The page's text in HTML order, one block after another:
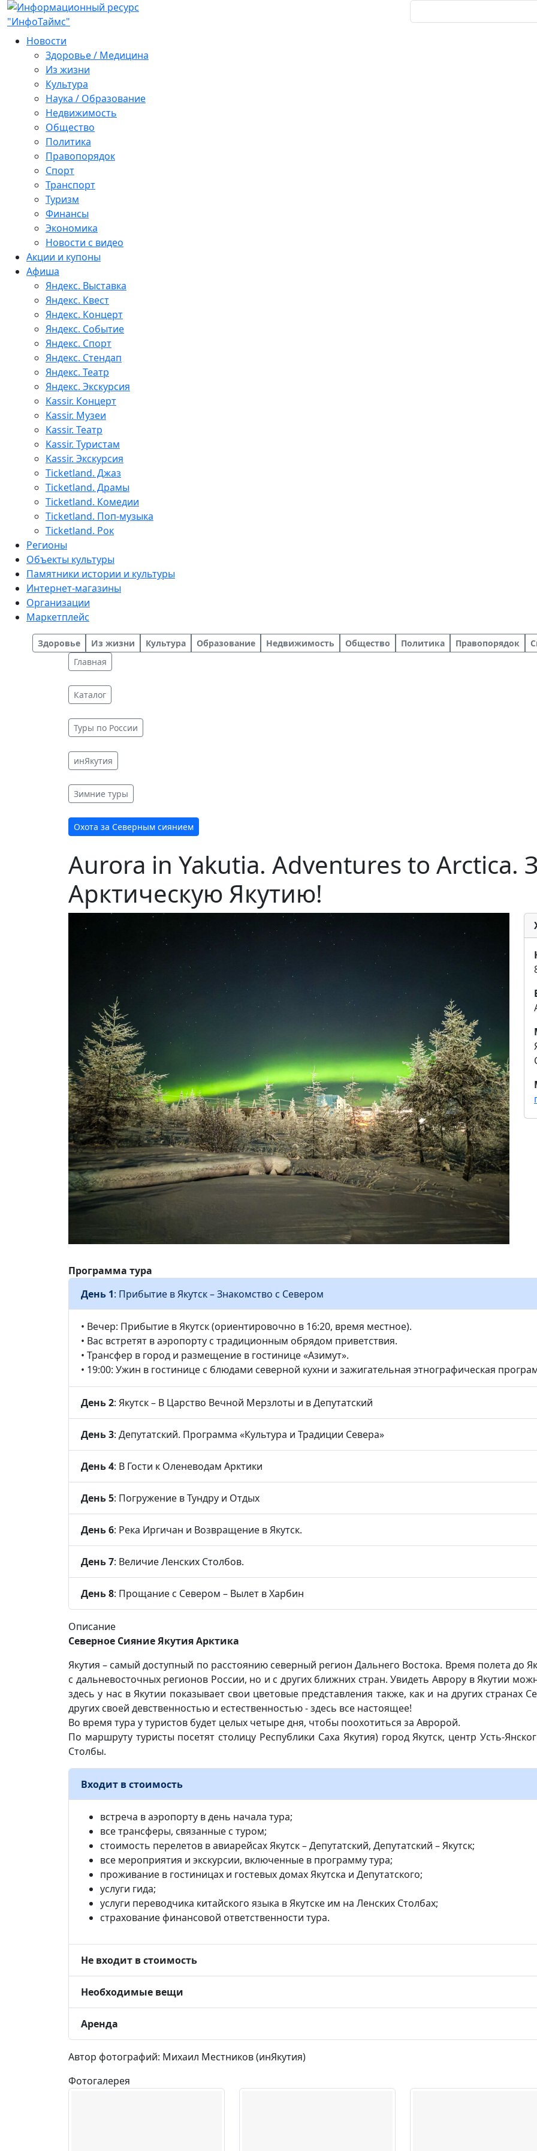
Новости
Здоровье / Медицина
Из жизни
Культура
Наука / Образование
Недвижимость
Общество
Политика
Правопорядок
Спорт
Транспорт
Туризм
Финансы
Экономика
Новости с видео
Акции и купоны
Афиша
Яндекс. Выставка
Яндекс. Квест
Яндекс. Концерт
Яндекс. Событие
Яндекс. Спорт
Яндекс. Стендап
Яндекс. Театр
Яндекс. Экскурсия
Kassir. Концерт
Kassir. Музеи
Kassir. Театр
Kassir. Туристам
Kassir. Экскурсия
Ticketland. Джаз
Ticketland. Драмы
Ticketland. Комедии
Ticketland. Поп-музыка
Ticketland. Рок
Регионы
Объекты культуры
Памятники истории и культуры
Интернет-магазины
Организации
Маркетплейс
Здоровье Из жизни Культура Образование Недвижимость Общество Политика Правопорядок
Главная
Каталог
Туры по России
инЯкутия
Зимние туры
Охота за Северным сиянием
Aurora in Yakutia. Adventures to Arcticа.
Арктическую Якутию!
Программа тура
День 1: Прибытие в Якутск – Знакомство с Севером
• Вечер: Прибытие в Якутск (ориентировочно в 16:20, время местное).
• Вас встретят в аэропорту с традиционным обрядом приветствия.
• Трансфер в город и размещение в гостинице «Азимут».
• 19:00: Ужин в гостинице с блюдами северной кухни и зажигательная этнографическая
День 2: Якутск – В Царство Вечной Мерзлоты и в Депутатский
День 3: Депутатский. Программа «Культура и Традиции Севера»
День 4: В Гости к Оленеводам Арктики
День 5: Погружение в Тундру и Отдых
День 6: Река Иргичан и Возвращение в Якутск.
День 7: Величие Ленских Столбов.
День 8: Прощание с Севером – Вылет в Харбин
Описание
Северное Сияние Якутия Арктика
Якутия – самый доступный по расстоянию северный регион Дальнего Востока. Время полета до
с дальневосточных регионов России, но и с других ближних стран. Увидеть Аврору в Якутии
здесь у нас в Якутии показывает свои цветовые представления также, как и на других странах
других своей девственностью и естественностью - здесь все настоящее!
Во время тура у туристов будет целых четыре дня, чтобы поохотиться за Авророй.
По маршруту туристы посетят столицу Республики Саха Якутия) город Якутск, центр Усть-
Столбы.
Входит в стоимость
встреча в аэропорту в день начала тура;
все трансферы, связанные с туром;
стоимость перелетов в авиарейсах Якутск – Депутатский, Депутатский – Якутск;
все мероприятия и экскурсии, включенные в программу тура;
проживание в гостиницах и гостевых домах Якутска и Депутатского;
услуги гида;
услуги переводчика китайского языка в Якутске им на Ленских Столбах;
страхование финансовой ответственности тура.
Не входит в стоимость
Необходимые вещи
Аренда
Автор фотографий: Михаил Местников (инЯкутия)
Фотогалерея